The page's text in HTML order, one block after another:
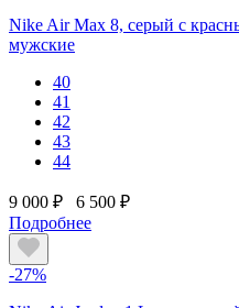
Nike Air Max 8, серый с
мужские
40
41
42
43
44
9 000 ₽
6 500 ₽
Подробнее
-27%